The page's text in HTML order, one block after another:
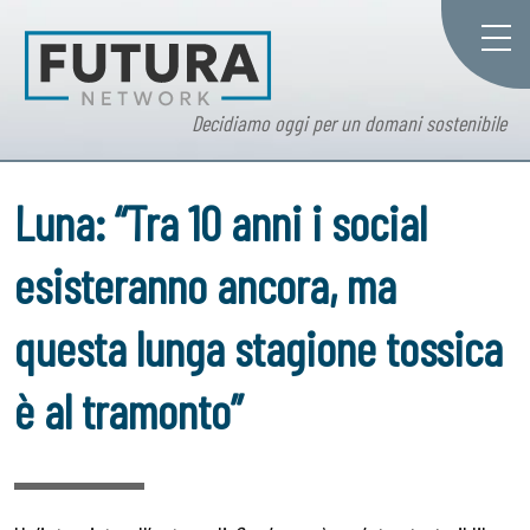
Decidiamo oggi per un domani sostenibile
Luna: “Tra 10 anni i social
esisteranno ancora, ma
questa lunga stagione tossica
è al tramonto”